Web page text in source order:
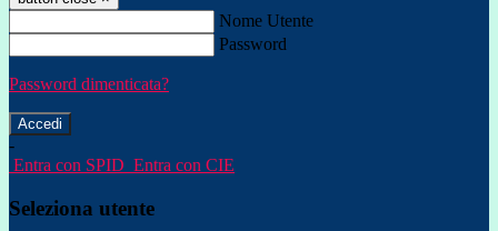
Nome Utente
Password
Password dimenticata?
-
Entra con SPID Entra con CIE
Seleziona utente